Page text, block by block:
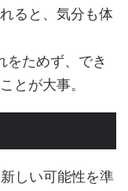
ると、気分も体
ためず、でき
とが大事。
しい可能性を準